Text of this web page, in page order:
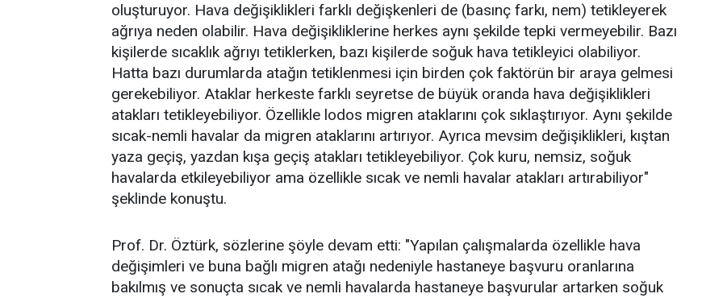
oluşturuyor. Hava değişiklikleri farklı değişkenleri de (basınç farkı, nem) tetikleyerek
ağrıya neden olabilir. Hava değişikliklerine herkes aynı şekilde tepki vermeyebilir. Bazı
kişilerde sıcaklık ağrıyı tetiklerken, bazı kişilerde soğuk hava tetikleyici olabiliyor.
Hatta bazı durumlarda atağın tetiklenmesi için birden çok faktörün bir araya gelmesi
gerekebiliyor. Ataklar herkeste farklı seyretse de büyük oranda hava değişiklikleri
atakları tetikleyebiliyor. Özellikle lodos migren ataklarını çok sıklaştırıyor. Aynı şekilde
sıcak-nemli havalar da migren ataklarını artırıyor. Ayrıca mevsim değişiklikleri, kıştan
yaza geçiş, yazdan kışa geçiş atakları tetikleyebiliyor. Çok kuru, nemsiz, soğuk
havalarda etkileyebiliyor ama özellikle sıcak ve nemli havalar atakları artırabiliyor"
şeklinde konuştu.
Prof. Dr. Öztürk, sözlerine şöyle devam etti: "Yapılan çalışmalarda özellikle hava
değişimleri ve buna bağlı migren atağı nedeniyle hastaneye başvuru oranlarına
bakılmış ve sonuçta sıcak ve nemli havalarda hastaneye başvurular artarken soğuk